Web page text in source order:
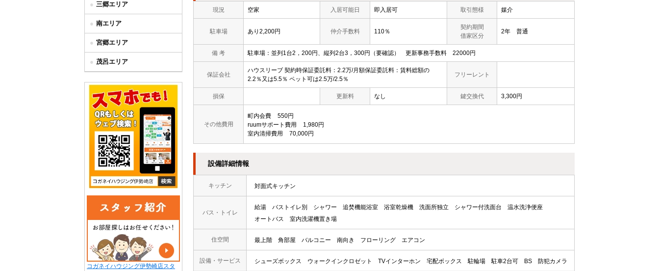
現況 空家 入居可能日 即入居可 取引態様 媒介
駐車場 あり2,200円 仲介手数料 110％
契約期間
借家区分
2年 普通
備 考 駐車場：並列1台2，200円、縦列2台3，300円（要確認） 更新事務手数料 22000円
保証会社
ハウスリーブ 契約時保証委託料：2.2万/月額保証委託料：賃料総額の
2.2％又は5.5％ ペット可は2.5万/2.5％
フリーレント
損保 更新料 なし 鍵交換代 3,300円
その他費用
町内会費
550円
ruumサポート費用
1,980円
室内清掃費用
70,000円
設備詳細情報
キッチン 対面式キッチン
バス・トイレ
給湯 バストイレ別 シャワー 追焚機能浴室 浴室乾燥機 洗面所独立 シャワー付洗面台
温水洗浄便座
オートバス
室内洗濯機置き場
住空間 最上階 角部屋 バルコニー 南向き フローリング エアコン
設備・サービス シューズボックス ウォークインクロゼット TVインターホン 宅配ボックス 駐輪場 駐車2台可 BS 防犯カメラ
三郷エリア
南エリア
宮郷エリア
茂呂エリア
コガネイハウジング伊勢崎店スタ